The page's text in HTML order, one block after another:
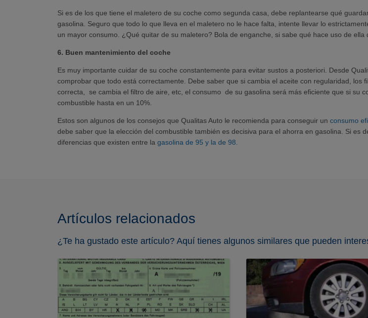
Si es de los que tiene el maletero de su coche como segunda casa, debe replantearse qué
gasolina. Seguro que todo lo que lleva en el maletero no le hace falta, intente llevar lo
un mayor consumo. ¿Qué quitar de su maletero? Bola de enganche, si sabe qué hace uso de ella
6. Buen mantenimiento del coche
Es muy importante cuidar de su coche constantemente para evitar sustos a posteriori. Desde
comprobar que todo está correctamente. Debe saber que si cambia el aceite con regularidad,
correcta, se cambia el filtro de aire, etc, el consumo de su gasolina será más eficiente que si su
combustible hasta en un 10%.
Estos son algunos de los consejos que Qualitas Auto le recomienda para conseguir un consumo
debe saber que la elección del combustible también es decisiva para el ahorra en gasolina. Si es
diferencias que existen entre la gasolina de 95 y la de 98.
Artículos relacionados
¿Te ha gustado este artículo? Aquí tienes algunos similares que pueden